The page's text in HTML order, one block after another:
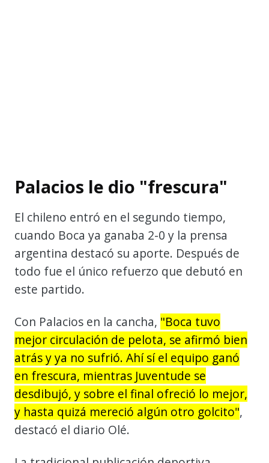
Palacios le dio "frescura"
El chileno entró en el segundo tiempo,
cuando Boca ya ganaba 2-0 y la prensa
argentina destacó su aporte. Después de
todo fue el único refuerzo que debutó en
este partido.
Con Palacios en la cancha, "Boca tuvo
mejor circulación de pelota, se afirmó bien
atrás y ya no sufrió. Ahí sí el equipo ganó
en frescura, mientras Juventude se
desdibujó, y sobre el final ofreció lo mejor,
y hasta quizá mereció algún otro golcito",
destacó el diario Olé.